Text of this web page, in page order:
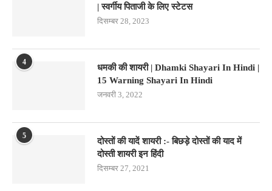
| स्वर्गीय पिताजी के लिए स्टेटस
दिसम्बर 28, 2023
4
धमकी की शायरी | Dhamki Shayari In Hindi |
15 Warning Shayari In Hindi
जनवरी 3, 2022
5
दोस्तों की यादें शायरी :- बिछड़े दोस्तों की याद में
दोस्ती शायरी इन हिंदी
दिसम्बर 27, 2021